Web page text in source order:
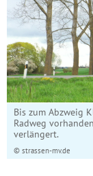
Bis zum Abzweig
Radweg
verlängert.
© strassen-mv.de